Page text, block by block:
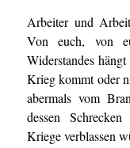
Arbeiter und
Von euch, von
Widerstandes
Krieg kommt oder
abermals vom
dessen
Kriege verblassen